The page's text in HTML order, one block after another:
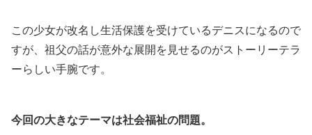
この少女が改名し生活保護を受けているデニスになるので
すが、祖父の話が意外な展開を見せるのがストーリーテラ
ーらしい手腕です。
今回の大きなテーマは社会福祉の問題。